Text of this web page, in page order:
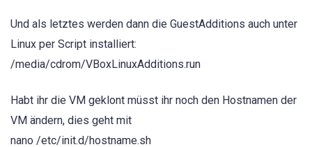
Und als letztes werden dann die GuestAdditions auch unter
Linux per Script installiert:
/media/cdrom/VBoxLinuxAdditions.run
Habt ihr die VM geklont müsst ihr noch den Hostnamen der
VM ändern, dies geht mit
nano /etc/init.d/hostname.sh